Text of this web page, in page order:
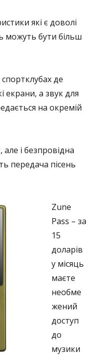
які є доволі
можуть бути більш
де
екрани, а звук для
на окремій
і безпровідна
передача пісень
Zune
Pass – за
15
доларів
у місяць
маєте
необме
жений
доступ
до
музики